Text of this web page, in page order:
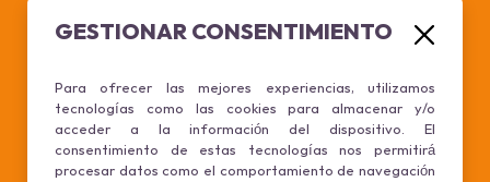
GESTIONAR CONSENTIMIENTO
Para ofrecer las mejores experiencias, utilizamos
tecnologías como las cookies para almacenar y/o
acceder a la información del dispositivo. El
consentimiento de estas tecnologías nos permitirá
procesar datos como el comportamiento de navegación
¿Ya eres Cliente?